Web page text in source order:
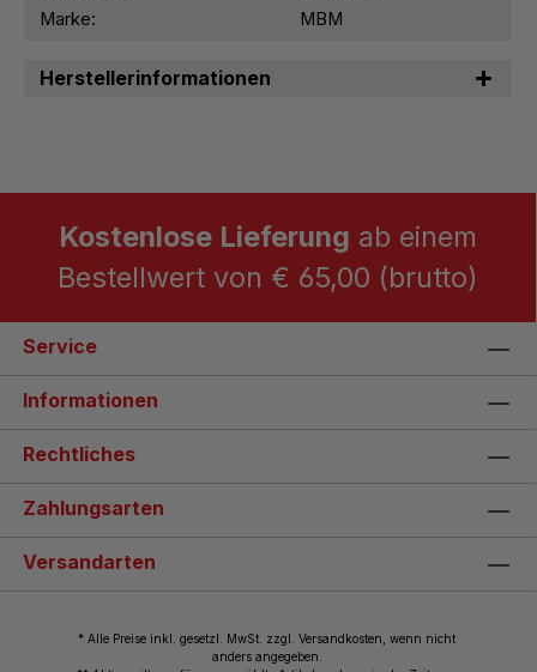
Marke:
MBM
Herstellerinformationen
Kostenlose Lieferung ab einem
Bestellwert von € 65,00 (brutto)
Service
Informationen
Rechtliches
Zahlungsarten
Versandarten
* Alle Preise inkl. gesetzl. MwSt. zzgl. Versandkosten, wenn nicht
anders angegeben.